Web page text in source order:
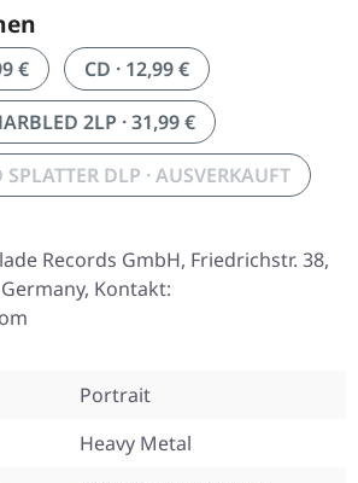
€
CD · 12,99 €
2LP · 31,99 €
DLP · AUSVERKAUFT
Records GmbH, Friedrichstr. 38,
Kontakt:
Portrait
Heavy Metal